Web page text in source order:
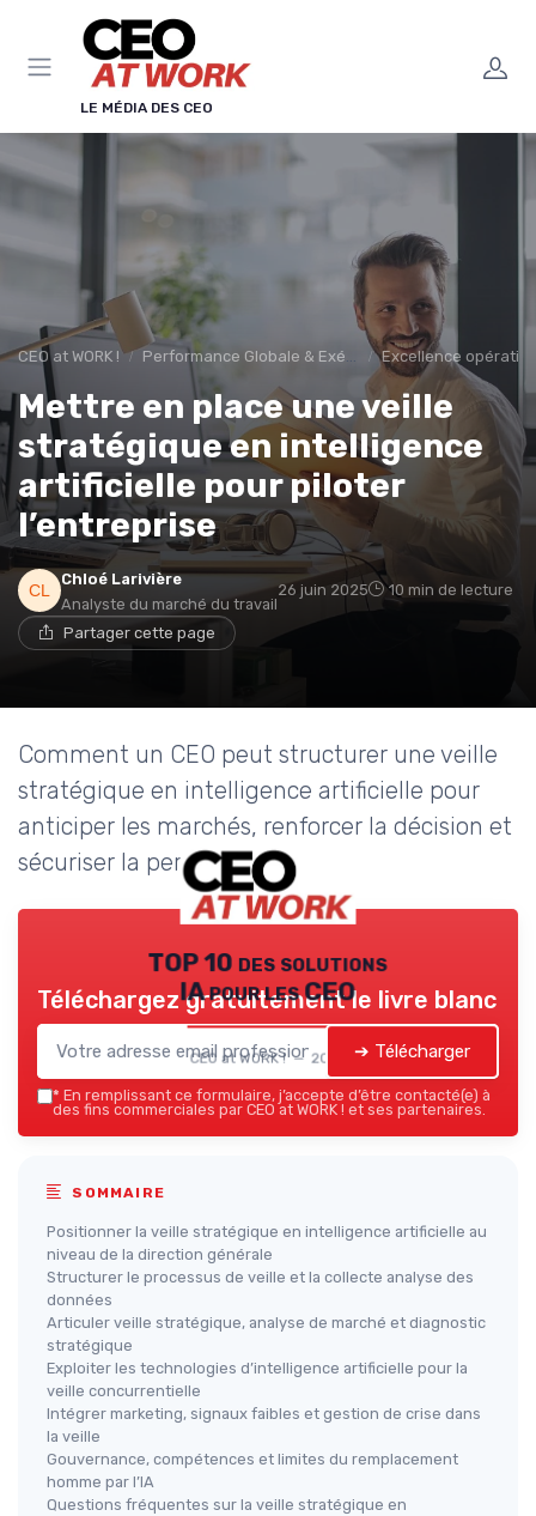
LE MÉDIA DES CEO
CEO at WORK ! Performance Globale & Exécution Excellence
Mettre en place une veille
stratégique en intelligence
artificielle pour piloter
l’entreprise
Chloé Larivière
Analyste du marché du travail
26 juin 2025 10 min de lecture
Partager cette page
Comment un CEO peut structurer une veille
stratégique en intelligence artificielle pour
anticiper les marchés, renforcer la décision et
sécuriser la performance.
TOP 10 des solutions
IA pour les CEO
CEO at WORK ! — 2026
Téléchargez gratuitement le livre blanc
➔ Télécharger
* En remplissant ce formulaire, j’accepte d’être contacté(e) à
des fins commerciales par CEO at WORK ! et ses partenaires.
SOMMAIRE
Positionner la veille stratégique en intelligence artificielle au
niveau de la direction générale
Structurer le processus de veille et la collecte analyse des
données
Articuler veille stratégique, analyse de marché et diagnostic
stratégique
Exploiter les technologies d’intelligence artificielle pour la
veille concurrentielle
Intégrer marketing, signaux faibles et gestion de crise dans
la veille
Gouvernance, compétences et limites du remplacement
homme par l’IA
Questions fréquentes sur la veille stratégique en
Panneau de gestion des cookies